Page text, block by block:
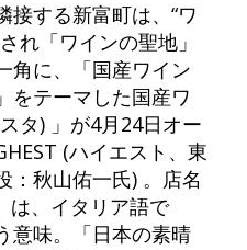
接する新富町は、“ワ
れ「ワインの聖地」
角に、「国産ワイン
をテーマした国産ワ
タ) 」が4月24日オー
(ハイエスト、東
：秋山佑一氏) 。店名
は、イタリア語で
意味。「日本の素晴